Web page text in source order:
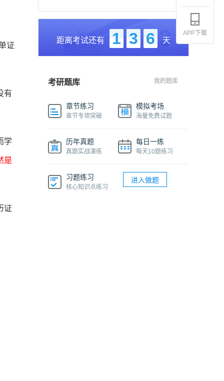
证
有
学
是
证
距离考试还有 1 3 6 天
考研题库 我的题库
章节练习
章节专项突破
模拟考场
海量免费试题
历年真题
真题实战演练
每日一练
每天10题练习
习题练习
核心知识点练习
进入做题
APP下载